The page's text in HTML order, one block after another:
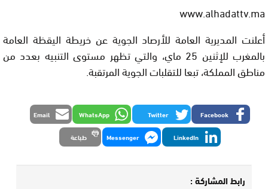
www.alhadattv.ma
أعلنت المديرية العامة للأرصاد الجوية عن خريطة اليقظة العامة
بالمغرب للإثنين 25 ماي، والتي تظهر مستوى التنبيه بعدد من
مناطق المملكة، تبعا للتقلبات الجوية المرتقبة.
Facebook
Twitter
WhatsApp
Email
LinkedIn
Messenger طباعة
رابط المشاركة :